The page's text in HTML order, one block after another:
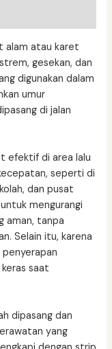
alam atau karet
gesekan, dan
digunakan dalam
umur
di jalan
efektif di area lalu
seperti di
dan pusat
mengurangi
aman, tanpa
Selain itu, karena
saat
dipasang dan
yang